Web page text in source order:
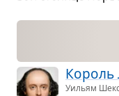
Король
Уильям